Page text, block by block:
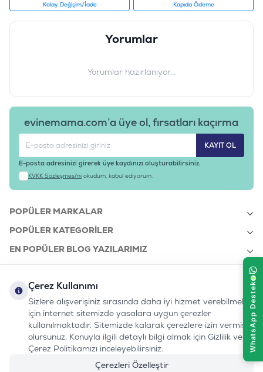
Kolay Değişim/İade Kapıda Ödeme
Yorumlar
Yorumlar hazırlanıyor...
evinemama.com’a üye ol, fırsatları kaçırma
KAYIT OL
E-posta adresinizi girerek üye kaydınızı oluşturabilirsiniz.
KVKK Sözleşmesi'ni okudum, kabul ediyorum.
POPÜLER MARKALAR
POPÜLER KATEGORILER
EN POPÜLER BLOG YAZILARIMIZ
KURUMSAL
bizi takip edin:
Instagram
Youtube
TiktokFacebook
Linkedin
www.evinemama.com
0232 7000 212
%100 MUTLU
MÜŞTERI HATTI
Çerez Kullanımı
Sizlere alışverişiniz sırasında daha iyi hizmet verebilmek
için internet sitemizde yasalara uygun çerezler
kullanılmaktadır. Sitemizde kalarak çerezlere izin vermiş
olursunuz. Konuyla ilgili detaylı bilgi almak için Gizlilik ve
Çerez Politikamızı inceleyebilirsiniz.
Çerezleri Özelleştir